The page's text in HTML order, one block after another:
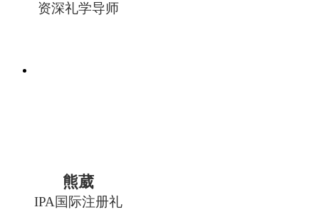
资深礼学导师
熊葳
IPA国际注册礼